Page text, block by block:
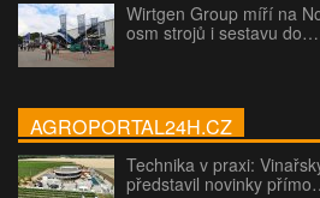
Wirtgen Group míří na
osm strojů i sestavu do…
AGROPORTAL24H.CZ
Technika v praxi:
představil novinky